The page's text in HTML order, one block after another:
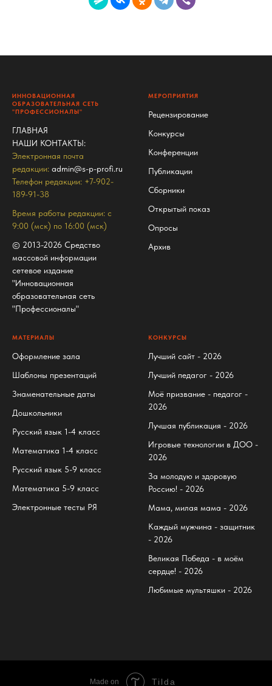
ИННОВАЦИОННАЯ
ОБРАЗОВАТЕЛЬНАЯ СЕТЬ
"ПРОФЕССИОНАЛЫ"
ГЛАВНАЯ
НАШИ КОНТАКТЫ:
Электронная почта
редакции: admin@s-p-profi.ru
Телефон редакции: +7-902-
189-91-38
Время работы редакции: с
9:00 (мск) по 16:00 (мск)
© 2013-2026 Средство
массовой информации
сетевое издание
"Инновационная
образовательная сеть
"Профессионалы"
МЕРОПРИЯТИЯ
Рецензирование
Конкурсы
Конференции
Публикации
Сборники
Открытый показ
Опросы
Архив
МАТЕРИАЛЫ
Оформление зала
Шаблоны презентаций
Знаменательные даты
Дошкольники
Русский язык 1-4 класс
Математика 1-4 класс
Русский язык 5-9 класс
Математика 5-9 класс
Электронные тесты РЯ
КОНКУРСЫ
Лучший сайт - 2026
Лучший педагог - 2026
Моё призвание - педагог -
2026
Лучшая публикация - 2026
Игровые технологии в ДОО -
2026
За молодую и здоровую
Россию! - 2026
Мама, милая мама - 2026
Каждый мужчина - защитник
- 2026
Великая Победа - в моём
сердце! - 2026
Любимые мультяшки - 2026
Made on Tilda